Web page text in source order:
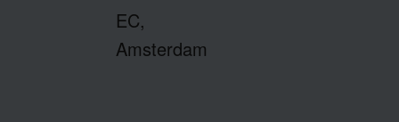
EC,
Amsterdam